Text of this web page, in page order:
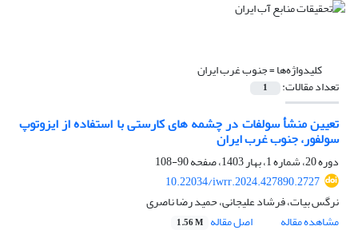
کلیدواژه‌ها =جنوب غرب ایران
تعداد مقالات: 1
تعیین منشأ سولفات در چشمه های کارستی با استفاده از ایزوتوپ
سولفور، جنوب غرب ایران
دوره 20، شماره 1، بهار 1403، صفحه
90-108
10.22034/iwrr.2024.427890.2727
نرگس بیات، فرشاد علیجانی، حمید رضا ناصری
مشاهده مقاله
اصل مقاله 1.56 M